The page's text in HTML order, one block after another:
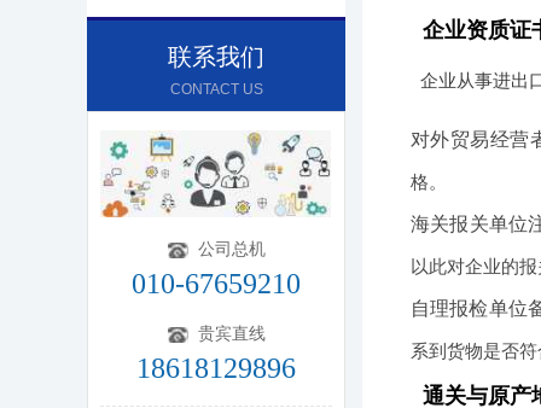
联系我们
CONTACT US
公司总机
010-67659210
贵宾直线
18618129896
企业资质证
企业从事进出
对外贸易经营
格。
海关报关单位
以此对企业的
自理报检单位
系到货物是否
通关与原产